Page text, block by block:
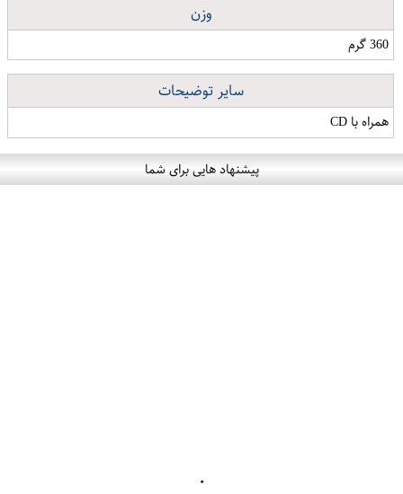
وزن
360 گرم
سایر توضیحات
همراه با CD
پیشنهاد هایی برای شما
۰